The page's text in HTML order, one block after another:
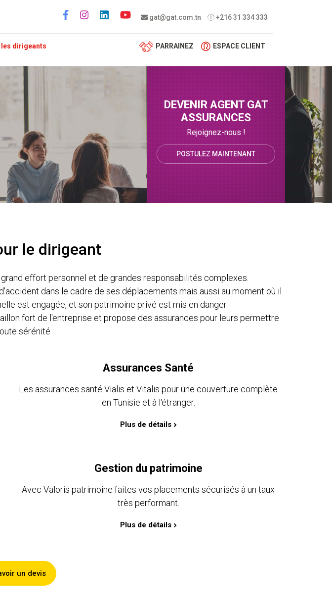
gat@gat.com.tn +216 31 334 333
Social menu
dirigeants PARRAINEZ ESPACE CLIENT
DEVENIR AGENT GAT
ASSURANCES
Rejoignez-nous !
POSTULEZ MAINTENANT
le dirigeant
effort personnel et de grandes responsabilités complexes.
dans le cadre de ses déplacements mais aussi au moment où il
est engagée, et son patrimoine privé est mis en danger.
fort de l'entreprise et propose des assurances pour leurs permettre
sérénité :
Assurances Santé
Les assurances santé Vialis et Vitalis pour une couverture complète
en Tunisie et à l'étranger.
Plus de détails
Gestion du patrimoine
Avec Valoris patrimoine faites vos placements sécurisés à un taux
très performant.
Plus de détails
un devis